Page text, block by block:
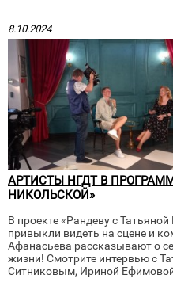
8.10.2024
АРТИСТЫ НГДТ В
НИКОЛЬСКОЙ»
В проекте «Рандеву с
привыкли видеть на сцене и
Афанасьева рассказывают о
жизни! Смотрите интервью с
Ситниковым, Ириной